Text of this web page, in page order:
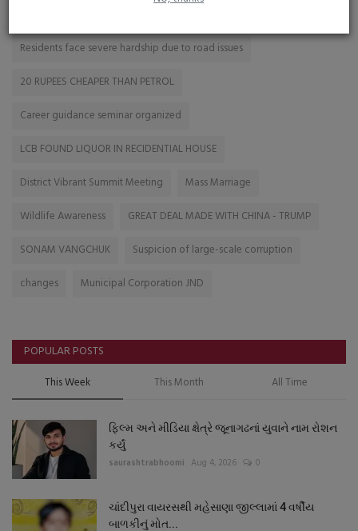
Residents face severe hardship due to road issues
20 RUPEES CHEAPER THAN PETROL
Career guidance seminar organized
LCB FOUND LIQUOR IN RECIDENTIAL HOUSE
District Vibrant Summit Meeting
Mass Marriage
Wildlife Awareness
GREAT DEAL MADE WITH CHINA - TRUMP
SONAM VANGCHUK
Suspicion of large-scale corruption
changes
Municipal Corporation JND
POPULAR POSTS
This Week This Month All Time
ફિલ્મ અને મીડિયા ક્ષેત્રે જૂનાગઢનાં યુવાને નામ રોશન
કર્યું
saurashtrabhoomi Aug 4, 2026 0
ચાંદીપુરા વાયરસથી મહેસાણા જીલ્લામાં 4 વર્ષીય
બાળકીનું મોત...